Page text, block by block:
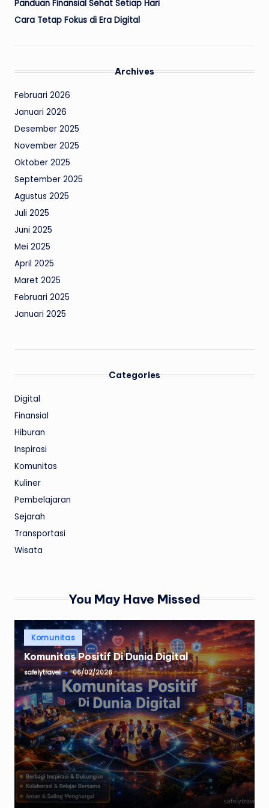
Panduan Finansial Sehat Setiap Hari
Cara Tetap Fokus di Era Digital
Archives
Februari 2026
Januari 2026
Desember 2025
November 2025
Oktober 2025
September 2025
Agustus 2025
Juli 2025
Juni 2025
Mei 2025
April 2025
Maret 2025
Februari 2025
Januari 2025
Categories
Digital
Finansial
Hiburan
Inspirasi
Komunitas
Kuliner
Pembelajaran
Sejarah
Transportasi
Wisata
You May Have Missed
Posted
inKomunitas
Komunitas Positif Di Dunia Digital
Posted
by
safelytravel 06/02/2026